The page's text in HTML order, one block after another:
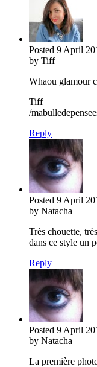
Posted 9 April
by Tiff
Whaou glamour
Tiff
/
Reply
Posted 9 April
by Natacha
Très chouette,
dans ce style un
Reply
Posted 9 April
by Natacha
La première